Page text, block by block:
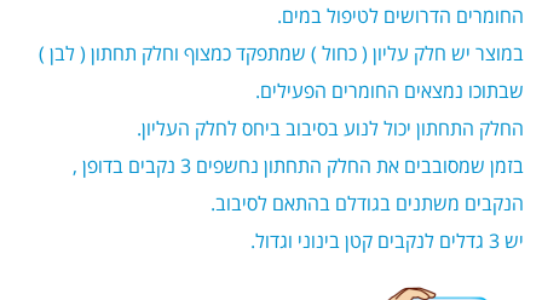
החומרים הדרושים לטיפול במים.
במוצר יש חלק עליון ( כחול ) שמתפקד כמצוף וחלק תחתון ( לבן )
שבתוכו נמצאים החומרים הפעילים.
החלק התחתון יכול לנוע בסיבוב ביחס לחלק העליון.
בזמן שמסובבים את החלק התחתון נחשפים 3 נקבים בדופן ,
הנקבים משתנים בגודלם בהתאם לסיבוב.
יש 3 גדלים לנקבים קטן בינוני וגדול.